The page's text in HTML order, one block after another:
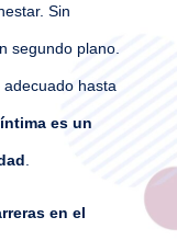
Sin
segundo plano.
hasta
es un
en el